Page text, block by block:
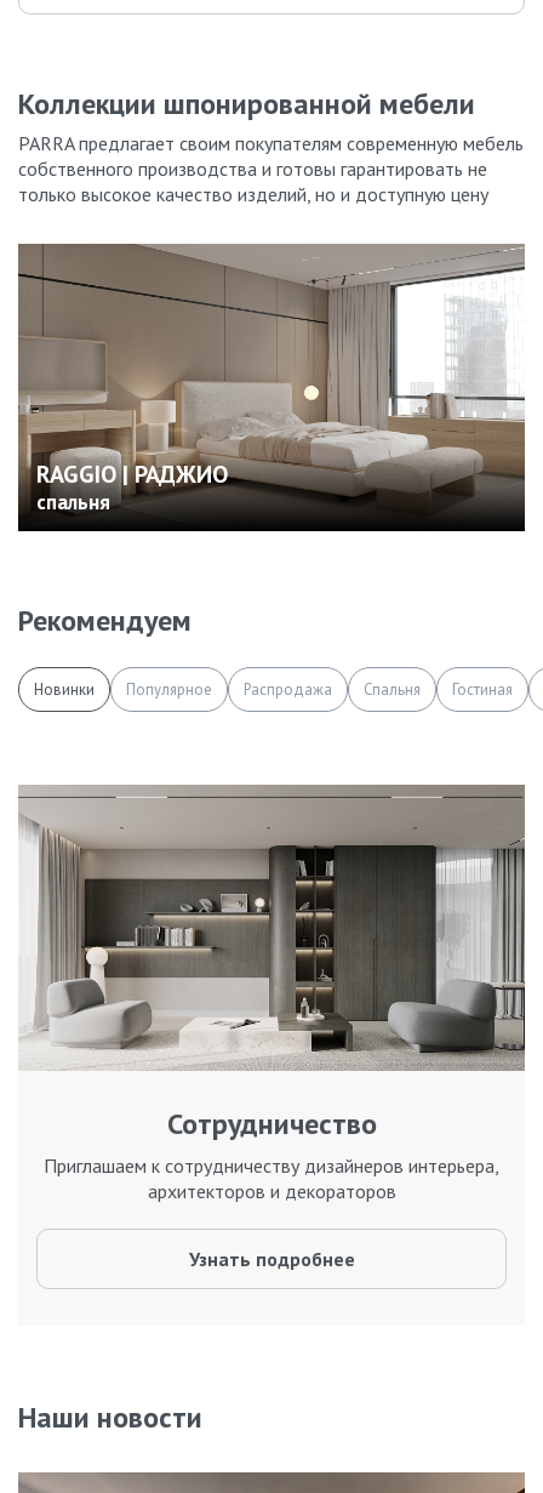
Коллекции шпонированной мебели
PARRA предлагает своим покупателям современную мебель
собственного производства и готовы гарантировать не
только высокое качество изделий, но и доступную цену
RAGGIO | РАДЖИО
спальня
Рекомендуем
Новинки Популярное Распродажа Спальня Гостиная
Сотрудничество
Приглашаем к сотрудничеству дизайнеров интерьера,
архитекторов и декораторов
Узнать подробнее
Наши новости